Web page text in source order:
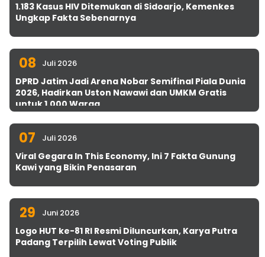
1.183 Kasus HIV Ditemukan di Sidoarjo, Kemenkes
Ungkap Fakta Sebenarnya
08 Juli 2026
DPRD Jatim Jadi Arena Nobar Semifinal Piala Dunia
2026, Hadirkan Uston Nawawi dan UMKM Gratis
untuk 1.000 Warga
07 Juli 2026
Viral Gegara In This Economy, Ini 7 Fakta Gunung
Kawi yang Bikin Penasaran
29 Juni 2026
Logo HUT ke-81 RI Resmi Diluncurkan, Karya Putra
Padang Terpilih Lewat Voting Publik